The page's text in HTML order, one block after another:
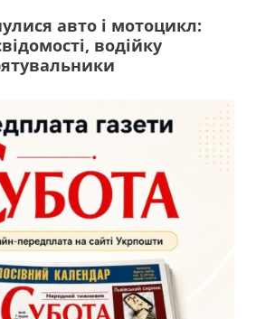
авто і мотоцикл:
водійку